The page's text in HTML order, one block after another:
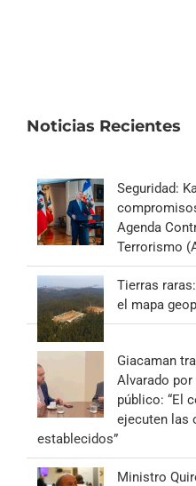
Noticias Recientes
Seguridad:
Agenda
Terrorismo
Tierras
el mapa
Giacaman
Alvarado
público: “El
ejecuten las
establecidos”
Ministro